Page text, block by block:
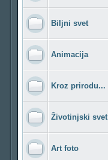
Biljni svet
Animacija
Kroz prirodu...
Životinjski svet
Art foto